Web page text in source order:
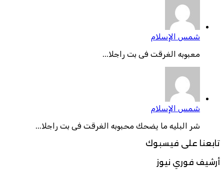
شمس الإسلام
معبوبه الغرقت فى بت راجلا...
شمس الإسلام
شر البليه ما يضحك محبوبه الغرقت فى بت راجلا...
تابعنا على فيسبوك
أرشيف فوري نيوز